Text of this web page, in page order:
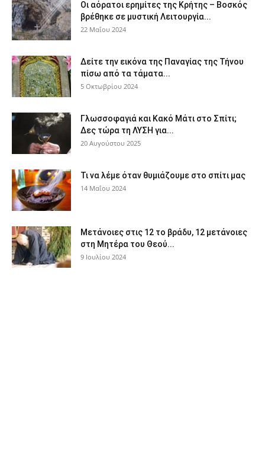
Οι αόρατοι ερημίτες της Κρήτης – Βοσκός
βρέθηκε σε μυστική Λειτουργία...
22 Μαΐου 2024
Δείτε την εικόνα της Παναγίας της Τήνου
πίσω από τα τάματα...
5 Οκτωβρίου 2024
Γλωσσοφαγιά και Κακό Μάτι στο Σπίτι;
Δες τώρα τη ΛΥΣΗ για...
20 Αυγούστου 2025
Τι να λέμε όταν θυμιάζουμε στο σπίτι μας
14 Μαΐου 2024
Μετάνοιες στις 12 το βράδυ, 12 μετάνοιες
στη Μητέρα του Θεού...
9 Ιουλίου 2024